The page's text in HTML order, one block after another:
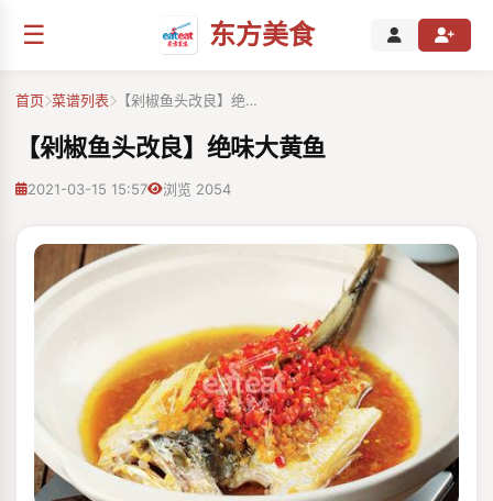
☰ 东方美食
首页 菜谱列表 【剁椒鱼头改良】绝…
【剁椒鱼头改良】绝味大黄鱼
2021-03-15 15:57 浏览 2054